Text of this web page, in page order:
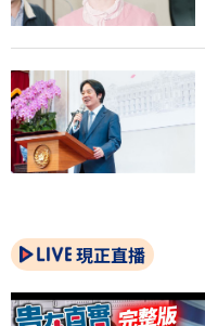
現正直播